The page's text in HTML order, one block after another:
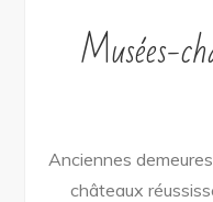
Musées-
Anciennes
châteaux